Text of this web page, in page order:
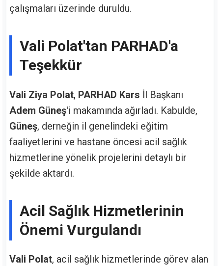
çalışmaları üzerinde duruldu.
Vali Polat'tan PARHAD'a
Teşekkür
Vali Ziya Polat, PARHAD Kars İl Başkanı
Adem Güneş'i makamında ağırladı. Kabulde,
Güneş, derneğin il genelindeki eğitim
faaliyetlerini ve hastane öncesi acil sağlık
hizmetlerine yönelik projelerini detaylı bir
şekilde aktardı.
Acil Sağlık Hizmetlerinin
Önemi Vurgulandı
Vali Polat, acil sağlık hizmetlerinde görev alan